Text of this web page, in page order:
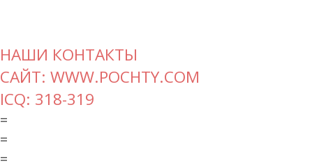
НАШИ КОНТАКТЫ
САЙТ: WWW.POCHTY.COM
ICQ: 318-319
=
=